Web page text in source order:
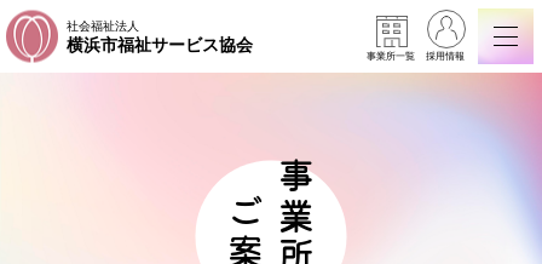
社会福祉法人
横浜市福祉サービス協会
事業所一覧 採用情報